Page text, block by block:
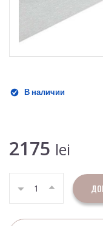
В наличии
2175 lei